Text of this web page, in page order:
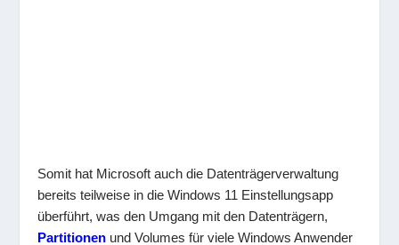
Somit hat Microsoft auch die Datenträgerverwaltung
bereits teilweise in die Windows 11 Einstellungsapp
überführt, was den Umgang mit den Datenträgern,
Partitionen und Volumes für viele Windows Anwender